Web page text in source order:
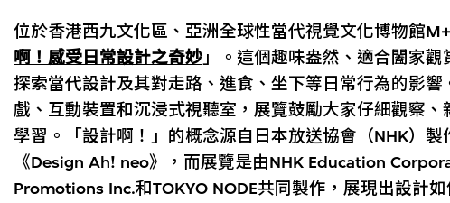
位於香港西九文化區、亞洲全球性當代視覺文化博物館
啊！感受日常設計之奇妙 」。這個趣味盎然、適合闔家觀
探索當代設計及其對走路、進食、坐下等日常行為的影響
戲、互動裝置和沉浸式視聽室，展覽鼓勵大家仔細觀察、
學習。「設計啊！」的概念源自日本放送協會（NHK）製
《Design Ah! neo》，而展覽是由NHK Education
Promotions Inc.和TOKYO NODE共同製作，展現出設計